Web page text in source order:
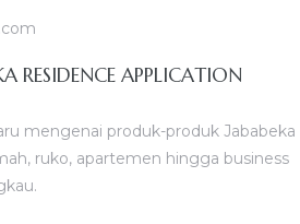
RESIDENCE APPLICATION
mengenai produk-produk Jababeka
ruko, apartemen hingga business